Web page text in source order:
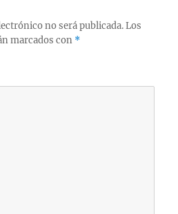
no será publicada. Los
marcados con *